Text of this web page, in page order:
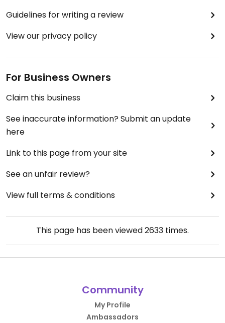
Guidelines for writing a review
View our privacy policy
For Business Owners
Claim this business
See inaccurate information? Submit an update
here
Link to this page from your site
See an unfair review?
View full terms & conditions
This page has been viewed2633 times.
Community
My Profile
Ambassadors